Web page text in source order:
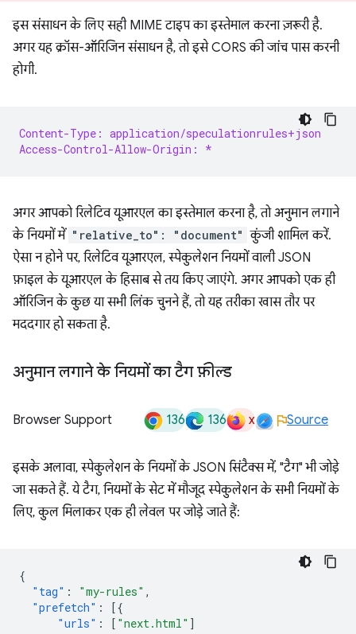
इस संसाधन के लिए सही MIME टाइप का इस्तेमाल करना ज़रूरी है.
अगर यह क्रॉस-ऑरिजिन संसाधन है, तो इसे CORS की जांच पास करनी
होगी.
Content-Type: application/speculationrules+json
Access-Control-Allow-Origin: *
अगर आपको रिलेटिव यूआरएल का इस्तेमाल करना है, तो अनुमान लगाने
के नियमों में "relative_to": "document" कुंजी शामिल करें.
ऐसा न होने पर, रिलेटिव यूआरएल, स्पेकुलेशन नियमों वाली JSON
फ़ाइल के यूआरएल के हिसाब से तय किए जाएंगे. अगर आपको एक ही
ऑरिजिन के कुछ या सभी लिंक चुनने हैं, तो यह तरीका खास तौर पर
मददगार हो सकता है.
अनुमान लगाने के नियमों का टैग फ़ील्ड
Browser Support 136 136 x Source
इसके अलावा, स्पेकुलेशन के नियमों के JSON सिंटैक्स में, "टैग" भी जोड़े
जा सकते हैं. ये टैग, नियमों के सेट में मौजूद स्पेकुलेशन के सभी नियमों के
लिए, कुल मिलाकर एक ही लेवल पर जोड़े जाते हैं:
{
"tag" : "my-rules" ,
"prefetch" :
[{
"urls" : [ "next.html" ]